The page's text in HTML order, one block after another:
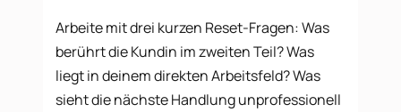
Arbeite mit drei kurzen Reset-Fragen: Was
berührt die Kundin im zweiten Teil? Was
liegt in deinem direkten Arbeitsfeld? Was
sieht die nächste Handlung unprofessionell